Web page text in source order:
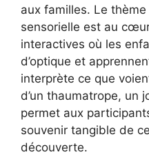
aux familles. Le
sensorielle est au
interactives où les
d’optique et
interprète ce que
d’un thaumatrope, un
permet aux
souvenir tangible de
découverte.